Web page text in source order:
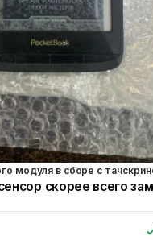
модуля в сборе с
скорее всего